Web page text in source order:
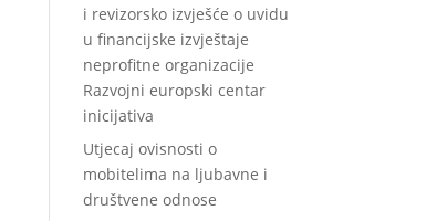
i revizorsko izvješće o uvidu
u financijske izvještaje
neprofitne organizacije
Razvojni europski centar
inicijativa
Utjecaj ovisnosti o
mobitelima na ljubavne i
društvene odnose